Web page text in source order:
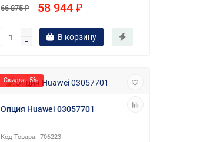
66 875 ₽ 58 944 ₽
В корзину
Скидка -5%
Опция Huawei 03057701
706223